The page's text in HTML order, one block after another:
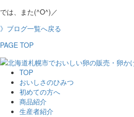
では、また(^O^)／
》ブログ一覧へ戻る
PAGE TOP
TOP
おいしさのひみつ
初めての方へ
商品紹介
生産者紹介